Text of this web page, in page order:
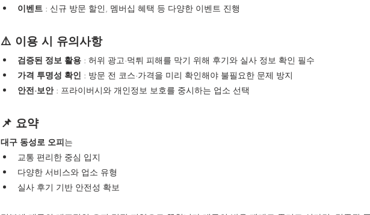
이벤트 : 신규 방문 할인, 멤버십 혜택 등 다양한 이벤트 진행
⚠️ 이용 시 유의사항
검증된 정보 활용 : 허위 광고·먹튀 피해를 막기 위해 후기와 실사 정보 확인 필수
가격 투명성 확인 : 방문 전 코스·가격을 미리 확인해야 불필요한 문제 방지
안전·보안 : 프라이버시와 개인정보 보호를 중시하는 업소 선택
📌 요약
대구 동성로 오피는
교통 편리한 중심 입지
다양한 서비스와 업소 유형
실사 후기 기반 안전성 확보